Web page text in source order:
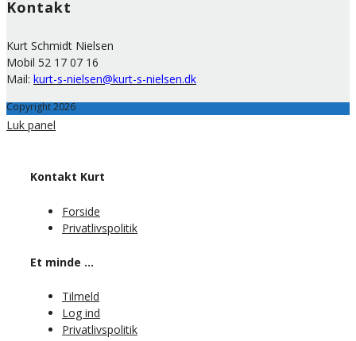
Kontakt
Kurt Schmidt Nielsen
Mobil 52 17 07 16
Mail: kurt-s-nielsen@kurt-s-nielsen.dk
Copyright 2026
Luk panel
Kontakt Kurt
Forside
Privatlivspolitik
Et minde …
Tilmeld
Log ind
Privatlivspolitik